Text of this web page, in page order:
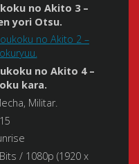
no Akito 3 –
yori Otsu.
no Akito 2 –
no Akito 4 –
kara.
Militar.
/ 1080p (1920 x